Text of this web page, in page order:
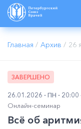
Главная / Архив / 26
ЗАВЕРШЕНО
26.01.2026 ПН 20:00
Онлайн-семинар
Всё об